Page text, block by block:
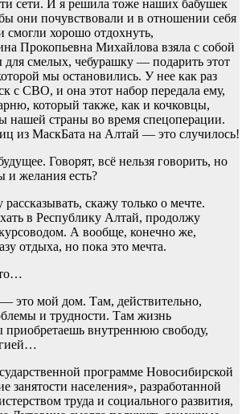
сети. И я решила тоже наших бабушек
они почувствовали и в отношении себя
смогли хорошо отдохнуть,
Прокопьевна Михайлова взяла с собой
для смелых, чебурашку — подарить этот
мы остановились. У нее как раз
с СВО, и она этот набор передала ему,
который также, как и кочковцы,
нашей страны во время спецоперации.
из МаскБата на Алтай — это случилось!
Говорят, всё нельзя говорить, но
и желания есть?
скажу только о мечте.
в Республику Алтай, продолжу
А вообще, конечно же,
отдыха, но пока это мечта.
это мой дом. Там, действительно,
и трудности. Там жизнь
приобретаешь внутреннюю свободу,
программе Новосибирской
занятости населения», разработанной
труда и социального развития,